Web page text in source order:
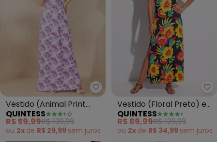
Quintess - Vestido (Animal
Vestido (Animal Print
Abstrato) com Ombro
Vazado
QUINTESS
R$ 59,99R$ 139,99
ou 2x de R$ 29,99 sem juros
Vestido (Floral Preto) em
Malha Crepe
QUINTESS
R$ 69,99R$ 129,99
ou 2x de R$ 34,99 sem juros